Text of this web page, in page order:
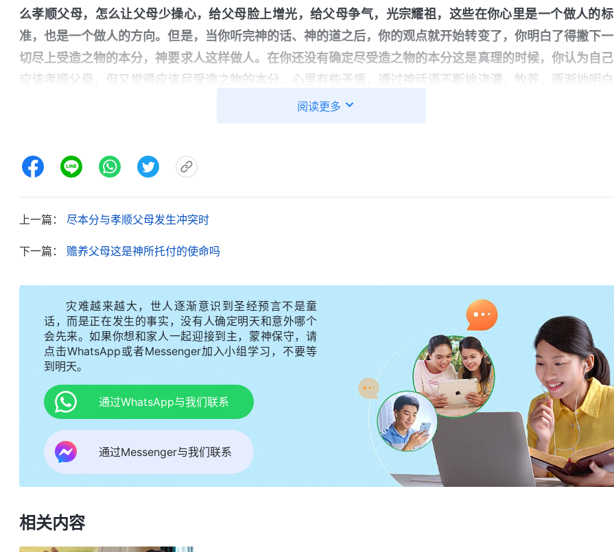
么孝顺父母，怎么让父母少操心，给父母脸上增光，给父母争气，光宗耀祖，这些在你心里是一个做人的标
准，也是一个做人的方向。但是，当你听完神的话、神的道之后，你的观点就开始转变了，你明白了得撇下一
切尽上受造之物的本分，神要求人这样做人。在你还没有确定尽受造之物的本分这是真理的时候，你认为自己
应该孝顺父母，但又觉得应该尽受造之物的本分，心里有些矛盾，通过神话语不断地浇灌、牧养，逐渐地明白
真理了，你才认识到尽上受造之物的本分这是天经地义的。到如今，有许多人都能接受真理了，把人传统观念
触动。很多时候我都是以世人的纲常伦理来衡量事情的对与错，这是不合乎真理的。我的生命来源于神，是神
是神的爱与恩待。可因为家人遭到警察的抓捕我就认为是因为我信神给家人带来了灾难，还想放弃本分背叛
抓捕我的家人，导致我的父母没有一天安宁的日子，共产党才是罪魁祸首啊！可我不恨共产党，还觉得是我信
智。我又想到神的话：“
个人该受多少苦、该走多少路都是神命定好的，谁也不能帮助谁。
现与作工・路…… 六》不管是信神的还是不信神的，每个人的一生都在神的手中，都由神掌管主宰，哪个人该
受多少苦也都是神命定好的，我改变不了。我的父母、养父母也都在神的手中，我应该把他们交给神。于是我
默默祷告神，愿把这一切都交托在神的手中，顺服神的安排。
过后我看到了一段神的话，使我对自己的情形又有了一些认识。全能神说：“受中国传统文化的熏陶，中
国人的传统观念中都认为人应该孝顺父母，如果不孝顺父母，那就是逆子。人从小就被灌输这些东西，几乎每
个家庭都是这么教育的，学校、社会也是这么教育的。人的头脑里被灌输这些东西之后，人就觉得，‘孝顺父
母比一切都重要，我要是不孝顺父母，那我就不是好人，就是逆子，就会受到社会舆论的谴责，就是没良心的
人。’这个观点对不对？神发表那么多真理人都看见了，神要求人必须孝敬父母了吗？信神必须明白的真理中
人该持守的原则。神所喜爱的是追求真理的人，是能遵行神旨意的人，这也是人该喜爱的；不能遵行神旨意
阅读更多
上一篇： 尽本分与孝顺父母发生冲突时
下一篇： 赡养父母这是神所托付的使命吗
灾难越来越大，世人逐渐意识到圣经预言不是童
话，而是正在发生的事实，没有人确定明天和意外哪个
会先来。如果你想和家人一起迎接到主，蒙神保守，请
点击WhatsApp或者Messenger加入小组学习，不要等
到明天。
通过WhatsApp与我们联系
通过Messenger与我们联系
相关内容